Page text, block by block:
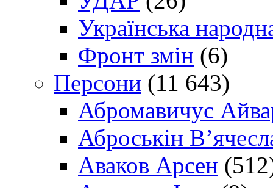
Українська
Фронт змін (6)
Персони (11 643)
Абромавичус
Аброськін
Аваков Арсен